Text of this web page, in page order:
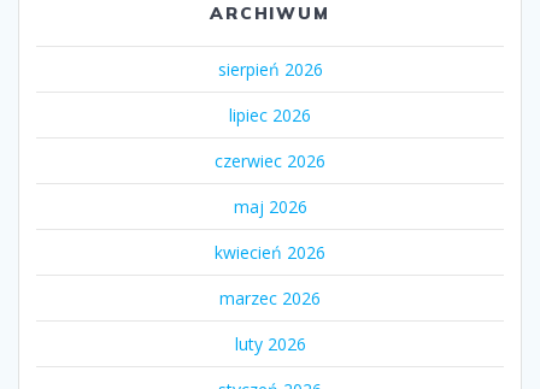
ARCHIWUM
sierpień 2026
lipiec 2026
czerwiec 2026
maj 2026
kwiecień 2026
marzec 2026
luty 2026